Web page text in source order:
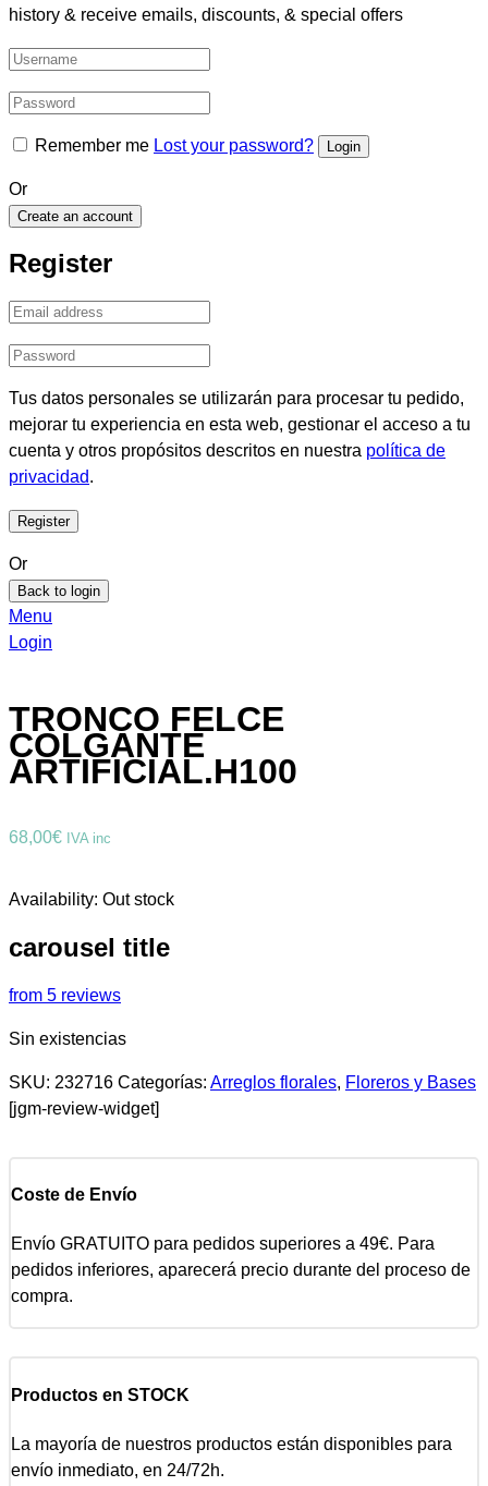
history & receive emails, discounts, & special offers
Remember me Lost your password?
Or
Create an account
Register
Tus datos personales se utilizarán para procesar tu pedido,
mejorar tu experiencia en esta web, gestionar el acceso a tu
cuenta y otros propósitos descritos en nuestra política de
privacidad.
Or
Back to login
Menu
Login
TRONCO FELCE
COLGANTE
ARTIFICIAL.H100
68,00€ IVA inc
Availability: Out stock
carousel title
from 5 reviews
Sin existencias
SKU: 232716 Categorías: Arreglos florales, Floreros y Bases
[jgm-review-widget]
Coste de Envío
Envío GRATUITO para pedidos superiores a 49€. Para
pedidos inferiores, aparecerá precio durante del proceso de
compra.
Productos en STOCK
La mayoría de nuestros productos están disponibles para
envío inmediato, en 24/72h.